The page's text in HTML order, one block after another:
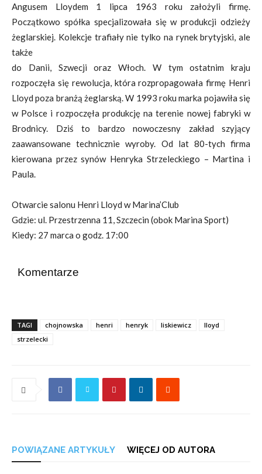
Angusem Lloydem 1 lipca 1963 roku założyli firmę.
Początkowo spółka specjalizowała się w produkcji odzieży
żeglarskiej. Kolekcje trafiały nie tylko na rynek brytyjski, ale
także
do Danii, Szwecji oraz Włoch. W tym ostatnim kraju
rozpoczęła się rewolucja, która rozpropagowała firmę Henri
Lloyd poza branżą żeglarską. W 1993 roku marka pojawiła się
w Polsce i rozpoczęła produkcję na terenie nowej fabryki w
Brodnicy. Dziś to bardzo nowoczesny zakład szyjący
zaawansowane technicznie wyroby. Od lat 80-tych firma
kierowana przez synów Henryka Strzeleckiego – Martina i
Paula.
Otwarcie salonu Henri Lloyd w Marina’Club
Gdzie: ul. Przestrzenna 11, Szczecin (obok Marina Sport)
Kiedy: 27 marca o godz. 17:00
Komentarze
TAGI chojnowska henri henryk liskiewicz
lloyd
strzelecki
POWIĄZANE ARTYKUŁY WIĘCEJ OD AUTORA